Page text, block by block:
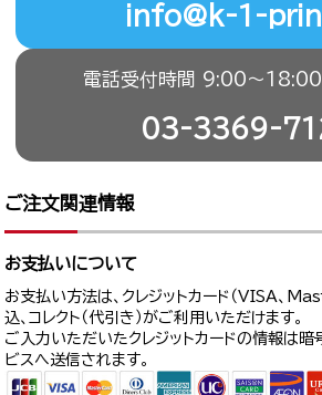
info@k-1-
電話受付時間 9:00〜18:00
03-3369-
ご注文関連情報
お支払いについて
お支払い方法は、クレジットカード（VISA、
込、コレクト（代引き）がご利用いただけます。
ご入力いただいたクレジットカードの情報は
ビスへ送信されます。